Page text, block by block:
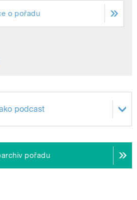
o pořadu
podcast
pořadu